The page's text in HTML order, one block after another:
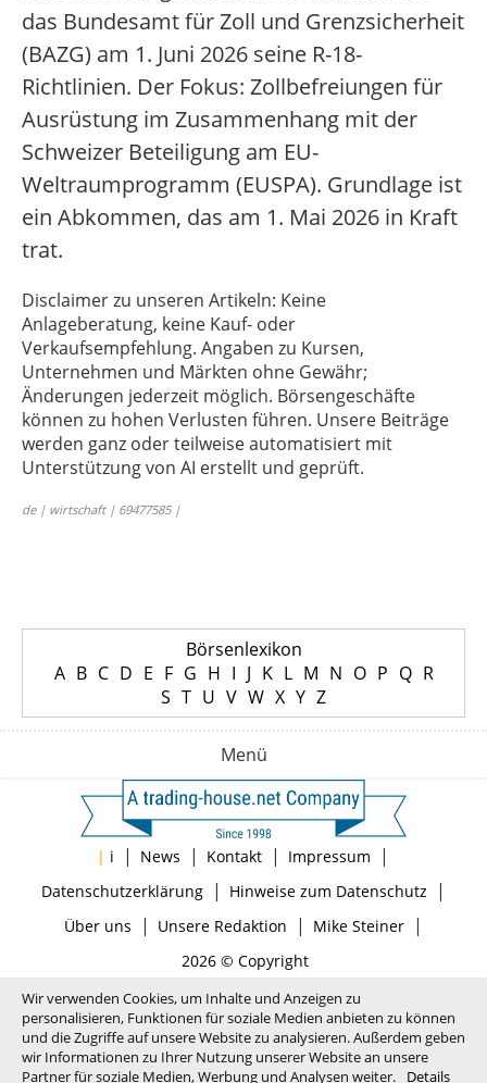
das Bundesamt für Zoll und Grenzsicherheit
(BAZG) am 1. Juni 2026 seine R-18-
Richtlinien. Der Fokus: Zollbefreiungen für
Ausrüstung im Zusammenhang mit der
Schweizer Beteiligung am EU-
Weltraumprogramm (EUSPA). Grundlage ist
ein Abkommen, das am 1. Mai 2026 in Kraft
trat.
Disclaimer zu unseren Artikeln: Keine
Anlageberatung, keine Kauf- oder
Verkaufsempfehlung. Angaben zu Kursen,
Unternehmen und Märkten ohne Gewähr;
Änderungen jederzeit möglich. Börsengeschäfte
können zu hohen Verlusten führen. Unsere Beiträge
werden ganz oder teilweise automatisiert mit
Unterstützung von AI erstellt und geprüft.
de | wirtschaft | 69477585 |
Börsenlexikon
A B C D E F G H I J K L M N O P Q R
S T U V W X Y Z
Menü
| i | News | Kontakt | Impressum |
Datenschutzerklärung| Hinweise zum Datenschutz |
Über uns | Unsere Redaktion | Mike Steiner|
2026 © Copyright
Wir verwenden Cookies, um Inhalte und Anzeigen zu
personalisieren, Funktionen für soziale Medien anbieten zu können
und die Zugriffe auf unsere Website zu analysieren. Außerdem geben
wir Informationen zu Ihrer Nutzung unserer Website an unsere
Partner für soziale Medien, Werbung und Analysen weiter.
Details